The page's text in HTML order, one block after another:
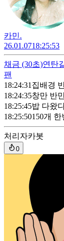
카민.
26.01.0718:25:53
채금 (30초)연탄
팬
18:24:31 집배경
18:24:35창만 반
18:25:45밥 다왔
18:25:50150개
처리자카봇
0